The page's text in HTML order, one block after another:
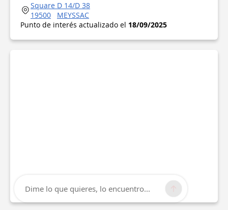
Square D 14/D 38
19500
MEYSSAC
Punto de interés actualizado el 18/09/2025
Dime lo que quieres, lo encuentro...